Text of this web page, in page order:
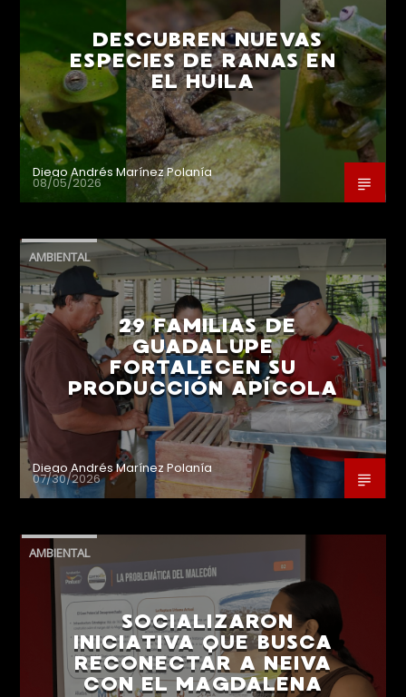
DESCUBREN NUEVAS
ESPECIES DE RANAS EN
EL HUILA
Diego Andrés Marínez Polanía
08/05/2026
AMBIENTAL
29 FAMILIAS DE
GUADALUPE
FORTALECEN SU
PRODUCCIÓN APÍCOLA
Diego Andrés Marínez Polanía
07/30/2026
AMBIENTAL
SOCIALIZARON
INICIATIVA QUE BUSCA
RECONECTAR A NEIVA
CON EL MAGDALENA